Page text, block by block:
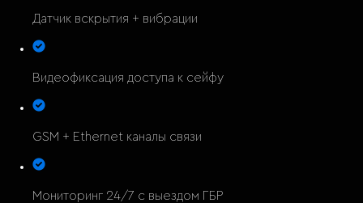
Датчик вскрытия + вибрации
Видеофиксация доступа к сейфу
GSM + Ethernet каналы связи
Мониторинг 24/7 с выездом ГБР